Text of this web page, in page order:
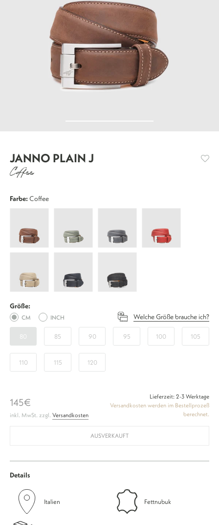
JANNO PLAIN J
Coffee
Farbe: Coffee
Plain
-
-
Plain
Plain
Plain
Sand
Plain
Plain
Schwarzbraun
Größe:
CM INCH Welche Größe brauche ich?
80 85 90 95 100 105
110 115 120
AUSVERKAUFT
145€
inkl. MwSt. zzgl. Versandkosten
Lieferzeit: 2-3 Werktage
Versandkosten werden im Bestellprozeß
berechnet.
Details
Italien Fettnubuk